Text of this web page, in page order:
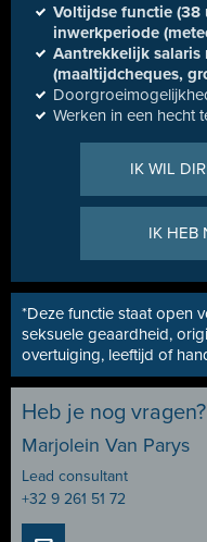
Voltijdse functie (38
inwerkperiode
Aantrekkelijk salaris
(maaltijdcheques,
Werken in een hecht
IK WIL
IK HEB
*Deze functie staat open
seksuele geaardheid,
overtuiging, leeftijd of
Heb je nog vragen?
Marjolein Van Parys
Lead consultant
+32 9 261 51 72